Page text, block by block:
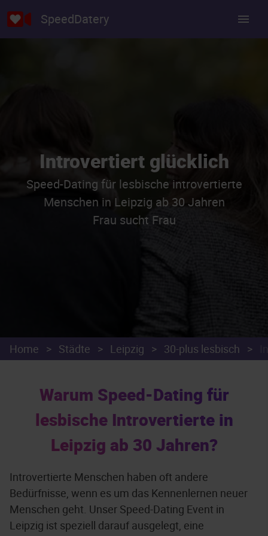
SpeedDatery
Introvertiert glücklich
Speed-Dating für lesbische introvertierte
Menschen in Leipzig ab 30 Jahren
Frau sucht Frau
Home > Städte > Leipzig > 30-plus lesbisch >
Warum Speed-Dating für
lesbische Introvertierte in
Leipzig ab 30 Jahren?
Introvertierte Menschen haben oft andere
Bedürfnisse, wenn es um das Kennenlernen neuer
Menschen geht. Unser Speed-Dating Event in
Leipzig ist speziell darauf ausgelegt, eine